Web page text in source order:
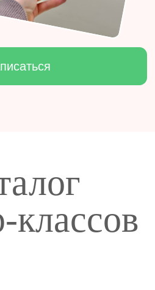
классов